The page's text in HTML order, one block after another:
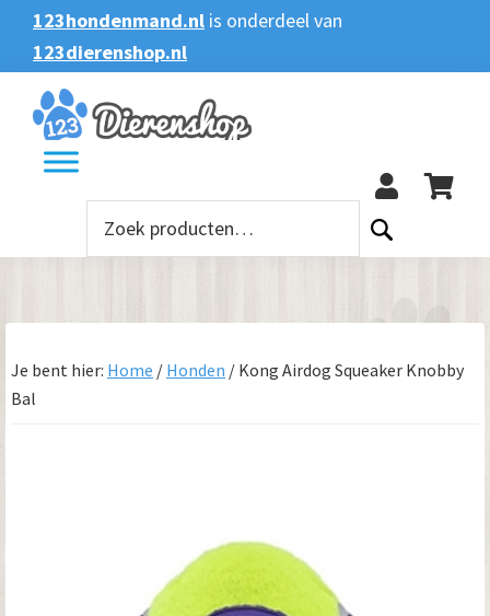
Spring
naar
de
hoofdnavigatie
Door
naar
de
hoofd
inhoud
Spring
naar
de
voettekst
123hondenmand.nl is onderdeel van
123dierenshop.nl
Zoeken
Zoeken
naar:
Je bent hier: Home / Honden / Kong Airdog Squeaker Knobby
Bal